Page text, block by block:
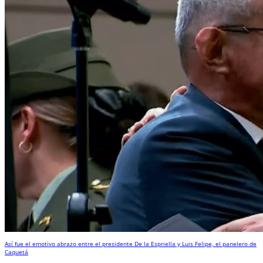
Así fue el emotivo abrazo entre el presidente De la Espriella y Luis Felipe, el panelero de
Caquetá